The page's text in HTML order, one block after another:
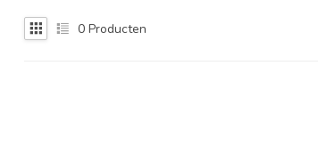
0 Producten